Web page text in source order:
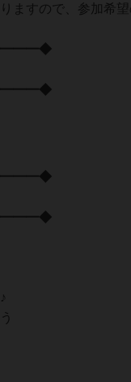
ますので、参加希